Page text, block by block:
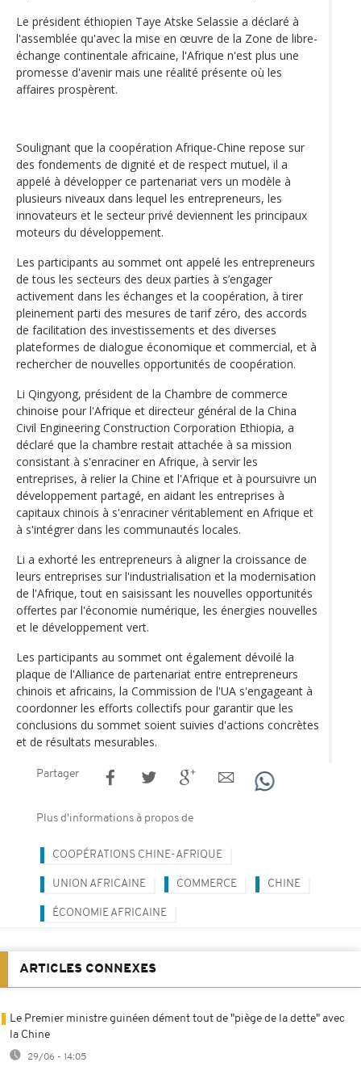
Le président éthiopien Taye Atske Selassie a déclaré à
l'assemblée qu'avec la mise en œuvre de la Zone de libre-
échange continentale africaine, l'Afrique n'est plus une
promesse d'avenir mais une réalité présente où les
affaires prospèrent.
Soulignant que la coopération Afrique-Chine repose sur
des fondements de dignité et de respect mutuel, il a
appelé à développer ce partenariat vers un modèle à
plusieurs niveaux dans lequel les entrepreneurs, les
innovateurs et le secteur privé deviennent les principaux
moteurs du développement.
Les participants au sommet ont appelé les entrepreneurs
de tous les secteurs des deux parties à s’engager
activement dans les échanges et la coopération, à tirer
pleinement parti des mesures de tarif zéro, des accords
de facilitation des investissements et des diverses
plateformes de dialogue économique et commercial, et à
rechercher de nouvelles opportunités de coopération.
Li Qingyong, président de la Chambre de commerce
chinoise pour l'Afrique et directeur général de la China
Civil Engineering Construction Corporation Ethiopia, a
déclaré que la chambre restait attachée à sa mission
consistant à s'enraciner en Afrique, à servir les
entreprises, à relier la Chine et l'Afrique et à poursuivre un
développement partagé, en aidant les entreprises à
capitaux chinois à s'enraciner véritablement en Afrique et
à s'intégrer dans les communautés locales.
Li a exhorté les entrepreneurs à aligner la croissance de
leurs entreprises sur l'industrialisation et la modernisation
de l'Afrique, tout en saisissant les nouvelles opportunités
offertes par l'économie numérique, les énergies nouvelles
et le développement vert.
Les participants au sommet ont également dévoilé la
plaque de l'Alliance de partenariat entre entrepreneurs
chinois et africains, la Commission de l'UA s'engageant à
coordonner les efforts collectifs pour garantir que les
conclusions du sommet soient suivies d'actions concrètes
et de résultats mesurables.
Partager
Plus d'informations à propos de
COOPÉRATIONS CHINE-AFRIQUE
UNION AFRICAINE COMMERCE CHINE
ÉCONOMIE AFRICAINE
ARTICLES CONNEXES
Le Premier ministre guinéen dément tout de "piège de la dette" avec
la Chine
29/06 - 14:05